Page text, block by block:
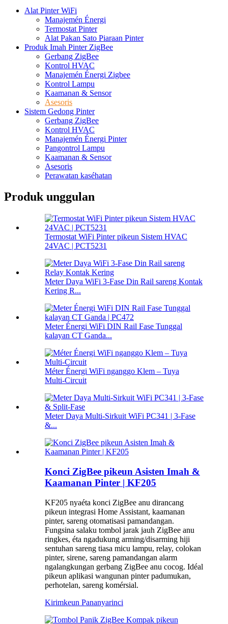
Alat Pinter WiFi
Manajemén Énergi
Termostat Pinter
Alat Pakan Sato Piaraan Pinter
Produk Imah Pinter ZigBee
Gerbang ZigBee
Kontrol HVAC
Manajemén Énergi Zigbee
Kontrol Lampu
Kaamanan & Sensor
Asesoris
Sistem Gedong Pinter
Gerbang ZigBee
Kontrol HVAC
Manajemén Énergi Pinter
Pangontrol Lampu
Kaamanan & Sensor
Asesoris
Perawatan kaséhatan
Produk unggulan
Termostat WiFi Pinter pikeun Sistem HVAC
24VAC | PCT5231
Meter Daya WiFi 3-Fase Din Rail sareng Kontak
Kering R...
Meter Énergi WiFi DIN Rail Fase Tunggal
kalayan CT Ganda...
Méter Énergi WiFi nganggo Klem – Tuya
Multi‑Circuit
Meter Daya Multi-Sirkuit WiFi PC341 | 3-Fase
&...
Konci ZigBee pikeun Asisten Imah &
Kaamanan Pinter | KF205
KF205 nyaéta konci ZigBee anu dirancang
pikeun integrasi Home Assistant, kaamanan
pinter, sareng otomatisasi pamandangan.
Fungsina salaku tombol jarak jauh ZigBee anu
ringkes, éta ngadukung arming/disarming hiji
sentuhan sareng tiasa micu lampu, relay, colokan
pinter, sirene, sareng pamandangan alarm
ngalangkungan gerbang ZigBee anu cocog. Idéal
pikeun aplikasi wangunan pinter padumukan,
perhotelan, sareng komérsial.
Kirimkeun Pananyarinci